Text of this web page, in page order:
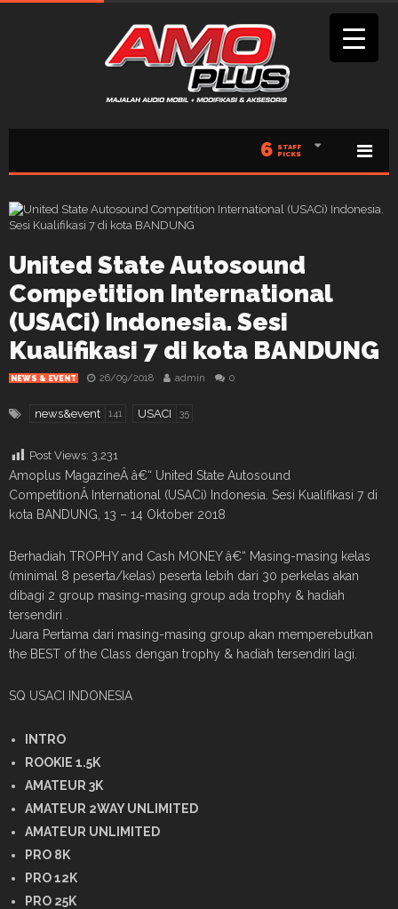
6 STAFF
PICKS
United State Autosound
Competition International
(USACi) Indonesia. Sesi
Kualifikasi 7 di kota BANDUNG
NEWS & EVENT 26/09/2018 admin 0
news&event 141 USACI 35
Post Views: 3,231
Amoplus MagazineÂ â€“ United State Autosound
CompetitionÂ International (USACi) Indonesia. Sesi Kualifikasi 7 di
kota BANDUNG, 13 – 14 Oktober 2018
Berhadiah TROPHY and Cash MONEY â€“ Masing-masing kelas
(minimal 8 peserta/kelas) peserta lebih dari 30 perkelas akan
dibagi 2 group masing-masing group ada trophy & hadiah
tersendiri .
Juara Pertama dari masing-masing group akan memperebutkan
the BEST of the Class dengan trophy & hadiah tersendiri lagi.
SQ USACI INDONESIA
INTRO
ROOKIE 1.5K
AMATEUR 3K
AMATEUR 2WAY UNLIMITED
AMATEUR UNLIMITED
PRO 8K
PRO 12K
PRO 25K